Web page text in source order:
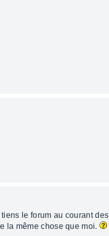
le forum au courant des
la même chose que moi.